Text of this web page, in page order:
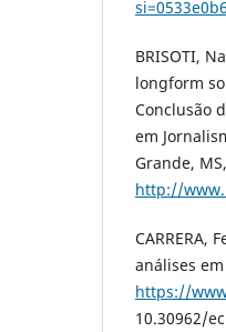
BRISOTI,
longform
Conclusão
em
Grande,
http://
CARRERA,
análises
https://
10.30962/